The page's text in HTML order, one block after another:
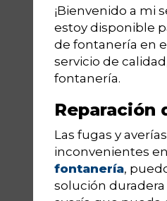
¡Bienvenido a mi
estoy disponible
de fontanería en
servicio de
fontanería.
Reparación
Las fugas y
inconvenientes
fontanería,
solución